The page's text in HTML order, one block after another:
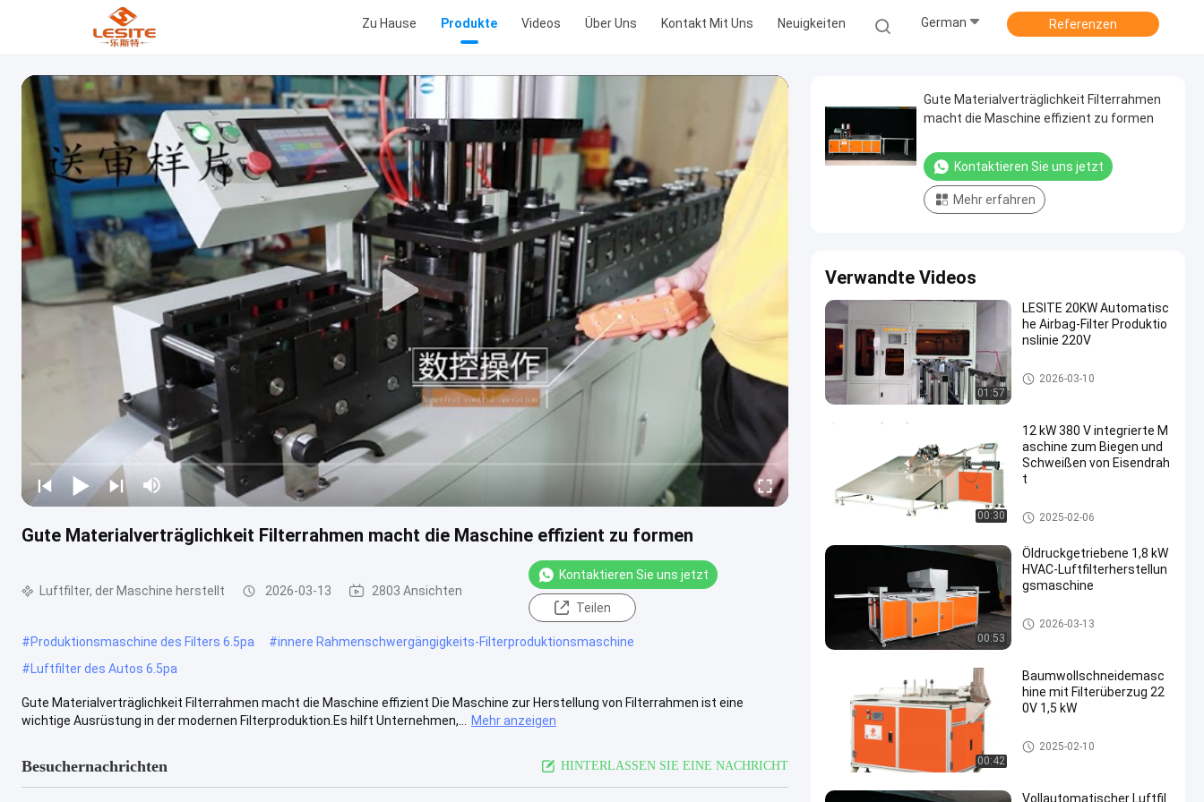
Zu Hause Produkte Videos Über Uns Kontakt Mit Uns Neuigkeiten German Referenzen
Gute Materialverträglichkeit Filterrahmen macht die Maschine effizient zu formen
Luftfilter, der Maschine herstellt 2026-03-13 2803 Ansichten
Kontaktieren Sie uns jetzt
Teilen
#Produktionsmaschine des Filters 6.5pa #innere Rahmenschwergängigkeits-Filterproduktionsmaschine
#Luftfilter des Autos 6.5pa
Gute Materialverträglichkeit Filterrahmen macht die Maschine effizient Die Maschine zur Herstellung von Filterrahmen ist eine
wichtige Ausrüstung in der modernen Filterproduktion.Es hilft Unternehmen,...
Mehr anzeigen
Besuchernachrichten HINTERLASSEN SIE EINE NACHRICHT
Gute Materialverträglichkeit Filterrahmen
macht die Maschine effizient zu formen
Kontaktieren Sie uns jetzt
Mehr erfahren
Verwandte Videos
01:57
LESITE 20KW Automatisc
he Airbag-Filter Produktio
nslinie 220V
Luftfilter, der Maschine herstell
t
2026-03-10
00:30
12 kW 380 V integrierte M
aschine zum Biegen und
Schweißen von Eisendrah
t
Luftfilter, der Maschine herstell
t
2025-02-06
00:53
Öldruckgetriebene 1,8 kW
HVAC-Luftfilterherstellun
gsmaschine
Luftfilter, der Maschine herstell
t
2026-03-13
00:42
Baumwollschneidemasc
hine mit Filterüberzug 22
0V 1,5 kW
Luftfilter, der Maschine herstell
t
2025-02-10
Vollautomatischer Luftfil